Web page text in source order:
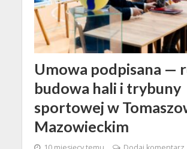
Umowa podpisana —
budowa hali i trybuny
sportowej w
Mazowieckim